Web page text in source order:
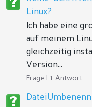
Linux?
Ich habe eine
auf meinem
gleichzeitig
Version...
Frage | 1 Antwort